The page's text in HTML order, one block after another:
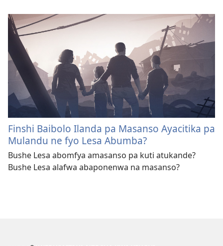
Finshi Baibolo Ilanda pa Masanso Ayacitika pa
Mulandu ne fyo Lesa Abumba?
Bushe Lesa abomfya amasanso pa kuti atukande?
Bushe Lesa alafwa abaponenwa na masanso?